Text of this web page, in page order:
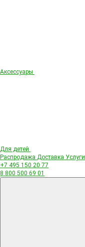
Аксессуары
Для детей
Распродажа Доставка Услуги
+7 495 150 20 77
8 800 500 69 01